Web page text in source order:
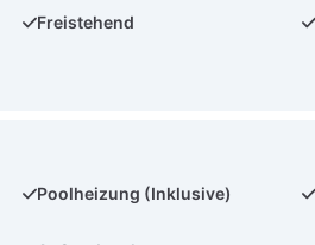
Freistehend
Poolheizung (Inklusive)